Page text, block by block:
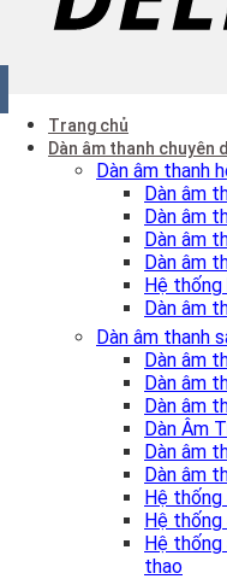
Trang chủ
Dàn âm thanh chuyên
Dàn âm thanh
Dàn âm
Dàn âm
Dàn âm
Dàn âm
Hệ
Dàn âm
Dàn âm thanh
Dàn âm
Dàn âm
Dàn âm
Dàn Âm
Dàn âm
Dàn âm
Hệ thống
Hệ thống
Hệ
thao